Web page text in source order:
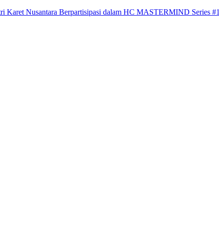
Karet Nusantara Berpartisipasi dalam HC MASTERMIND Series #1